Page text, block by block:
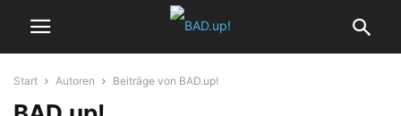
Start Autoren Beiträge von BAD.up!